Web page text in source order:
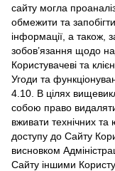
сайту могла
обмежити та
інформації, а також,
зобов’язання щодо
Користувачеві та
Угоди та
4.10. В цілях
собою право
вживати технічних
доступу до Сайту
висновком
Сайту іншими